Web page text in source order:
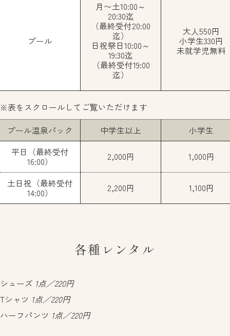
プール
月〜土10:00～
20:30迄
（最終受付20:00
迄）
日祝祭日10:00～
19:30迄
（最終受付19:00
迄）
大人550円
小学生330円
未就学児無料
プール温泉パック 中学生以上
小学生
平日（最終受付
16:00）
2,000円 1,000円
土日祝（最終受付
14:00）
2,200円 1,100円
各種レンタル
シューズ 1点／220円
Tシャツ 1点／220円
ハーフパンツ 1点／220円